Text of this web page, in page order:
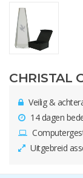
CHRISTAL
Veilig &
14 dagen
Uitgebreid